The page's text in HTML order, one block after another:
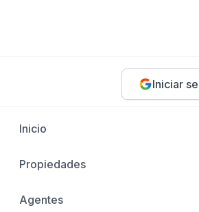
Iniciar
Inicio
Propiedades
Agentes